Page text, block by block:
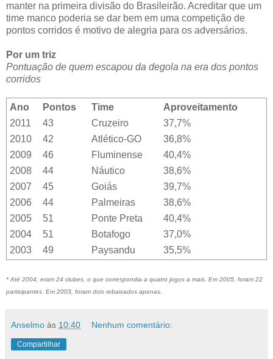
manter na primeira divisão do Brasileirão. Acreditar que um
time manco poderia se dar bem em uma competição de
pontos corridos é motivo de alegria para os adversários.
Por um triz
Pontuação de quem escapou da degola na era dos pontos
corridos
Ano Pontos Time
Aproveitamento
2011
43 Cruzeiro
37,7%
2010
42 Atlético-GO
36,8%
2009
46 Fluminense
40,4%
2008
44 Náutico
38,6%
2007
45 Goiás
39,7%
2006
44 Palmeiras
38,6%
2005
51 Ponte Preta
40,4%
2004
51 Botafogo
37,0%
2003
49 Paysandu 35,5%
* Até 2004, eram 24 clubes, o que correspondia a quatro jogos a mais. Em 2005, foram 22
participantes. Em 2003, foram dois rebaixados apenas.
Anselmo às 10:40 Nenhum comentário:
Compartilhar